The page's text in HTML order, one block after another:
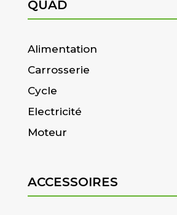
QUAD
Alimentation
Carrosserie
Cycle
Electricité
Moteur
ACCESSOIRES